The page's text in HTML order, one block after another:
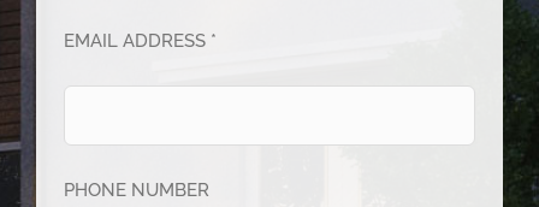
EMAIL ADDRESS *
PHONE NUMBER